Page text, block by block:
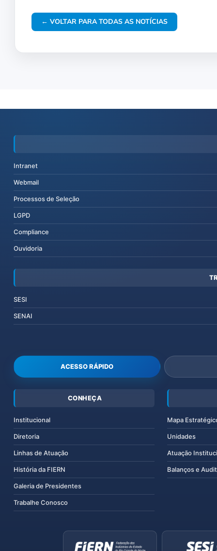
← VOLTAR PARA TODAS AS NOTÍCIAS
Intranet
Webmail
Processos de Seleção
LGPD
Compliance
Ouvidoria
SESI
SENAI
ACESSO RÁPIDO
CONHEÇA
Institucional
Diretoria
Linhas de Atuação
História da FIERN
Galeria de Presidentes
Trabalhe Conosco
Mapa
Unidades
Atuação
Balanços e